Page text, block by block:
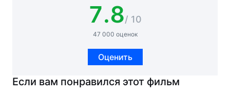
7.8/ 10
47 000 оценок
Оценить
Если вам понравился этот фильм